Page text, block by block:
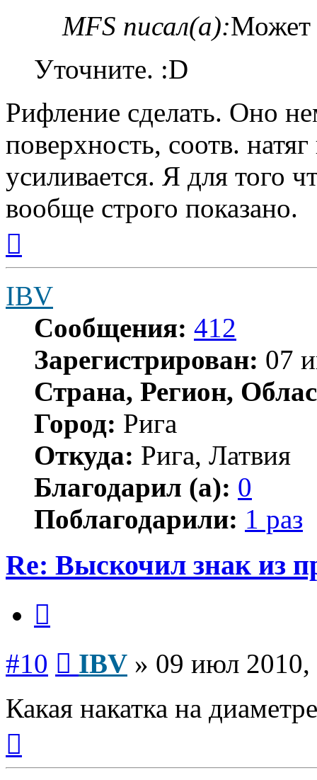
MFS писал(а):Может
Уточните. :D
Рифление сделать. Оно
поверхность, соотв.
усиливается. Я для того
вообще строго показано.
началу
IBV
Сообщения: 412
Зарегистрирован: 07
Страна, Регион,
Город: Рига
Откуда: Рига, Латвия
Благодарил (а): 0
Поблагодарили: 1 раз
Re: Выскочил знак из
#10 IBV » 09 июл 2010,
Какая накатка на
началу